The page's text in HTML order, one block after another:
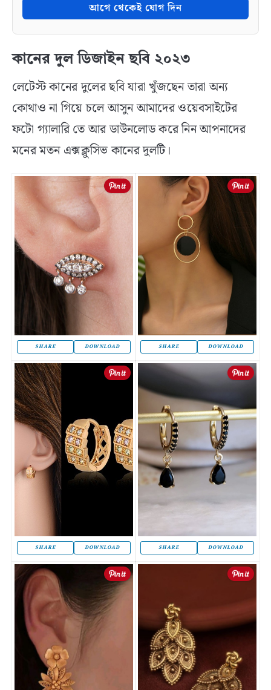
আগে থেকেই যোগ দিন
কানের দুল ডিজাইন ছবি ২০২৩
লেটেস্ট কানের দুলের ছবি যারা খুঁজছেন তারা অন্য
কোথাও না গিয়ে চলে আসুন আমাদের ওয়েবসাইটের
ফটো গ্যালারি তে আর ডাউনলোড করে নিন আপনাদের
মনের মতন এক্সক্লুসিভ কানের দুলটি।
SHARE DOWNLOAD SHARE DOWNLOAD
SHARE DOWNLOAD SHARE DOWNLOAD